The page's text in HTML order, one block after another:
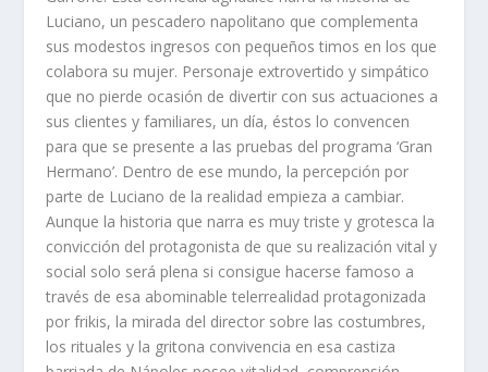
Luciano, un pescadero napolitano que complementa
sus modestos ingresos con pequeños timos en los que
colabora su mujer. Personaje extrovertido y simpático
que no pierde ocasión de divertir con sus actuaciones a
sus clientes y familiares, un día, éstos lo convencen
para que se presente a las pruebas del programa ‘Gran
Hermano’. Dentro de ese mundo, la percepción por
parte de Luciano de la realidad empieza a cambiar.
Aunque la historia que narra es muy triste y grotesca la
convicción del protagonista de que su realización vital y
social solo será plena si consigue hacerse famoso a
través de esa abominable telerrealidad protagonizada
por frikis, la mirada del director sobre las costumbres,
los rituales y la gritona convivencia en esa castiza